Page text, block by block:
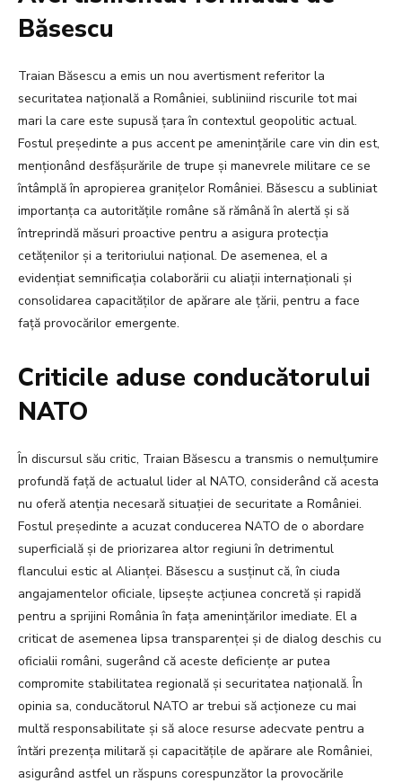
Băsescu
Traian Băsescu a emis un nou avertisment referitor la
securitatea națională a României, subliniind riscurile tot mai
mari la care este supusă țara în contextul geopolitic actual.
Fostul președinte a pus accent pe amenințările care vin din est,
menționând desfășurările de trupe și manevrele militare ce se
întâmplă în apropierea granițelor României. Băsescu a subliniat
importanța ca autoritățile române să rămână în alertă și să
întreprindă măsuri proactive pentru a asigura protecția
cetățenilor și a teritoriului național. De asemenea, el a
evidențiat semnificația colaborării cu aliații internaționali și
consolidarea capacităților de apărare ale țării, pentru a face
față provocărilor emergente.
Criticile aduse conducătorului
NATO
În discursul său critic, Traian Băsescu a transmis o nemulțumire
profundă față de actualul lider al NATO, considerând că acesta
nu oferă atenția necesară situației de securitate a României.
Fostul președinte a acuzat conducerea NATO de o abordare
superficială și de priorizarea altor regiuni în detrimentul
flancului estic al Alianței. Băsescu a susținut că, în ciuda
angajamentelor oficiale, lipsește acțiunea concretă și rapidă
pentru a sprijini România în fața amenințărilor imediate. El a
criticat de asemenea lipsa transparenței și de dialog deschis cu
oficialii români, sugerând că aceste deficiențe ar putea
compromite stabilitatea regională și securitatea națională. În
opinia sa, conducătorul NATO ar trebui să acționeze cu mai
multă responsabilitate și să aloce resurse adecvate pentru a
întări prezența militară și capacitățile de apărare ale României,
asigurând astfel un răspuns corespunzător la provocările